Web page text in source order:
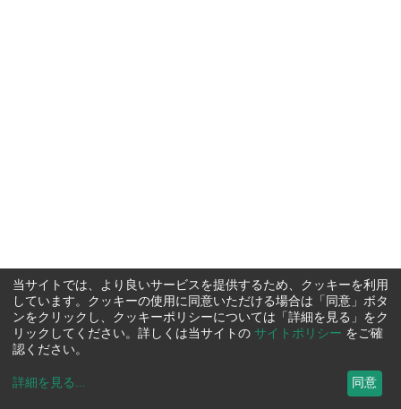
当サイトでは、より良いサービスを提供するため、クッキーを利用
しています。クッキーの使用に同意いただける場合は「同意」ボタ
ンをクリックし、クッキーポリシーについては「詳細を見る」をク
リックしてください。詳しくは当サイトの サイトポリシー をご確
認ください。
詳細を見る ... 同意